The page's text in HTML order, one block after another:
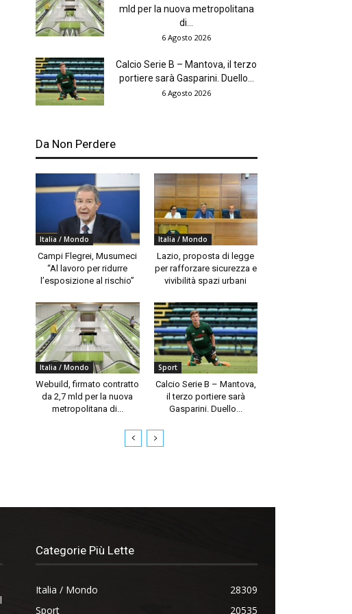
mld per la nuova metropolitana
di...
6 Agosto 2026
Calcio Serie B – Mantova, il terzo
portiere sarà Gasparini. Duello...
6 Agosto 2026
Da Non Perdere
Italia / Mondo
Campi Flegrei, Musumeci
“Al lavoro per ridurre
l’esposizione al rischio”
Italia / Mondo
Lazio, proposta di legge
per rafforzare sicurezza e
vivibilità spazi urbani
Italia / Mondo
Webuild, firmato contratto
da 2,7 mld per la nuova
metropolitana di...
Sport
Calcio Serie B – Mantova,
il terzo portiere sarà
Gasparini. Duello...
Categorie Più Lette
Italia / Mondo
28309
Sport
20535